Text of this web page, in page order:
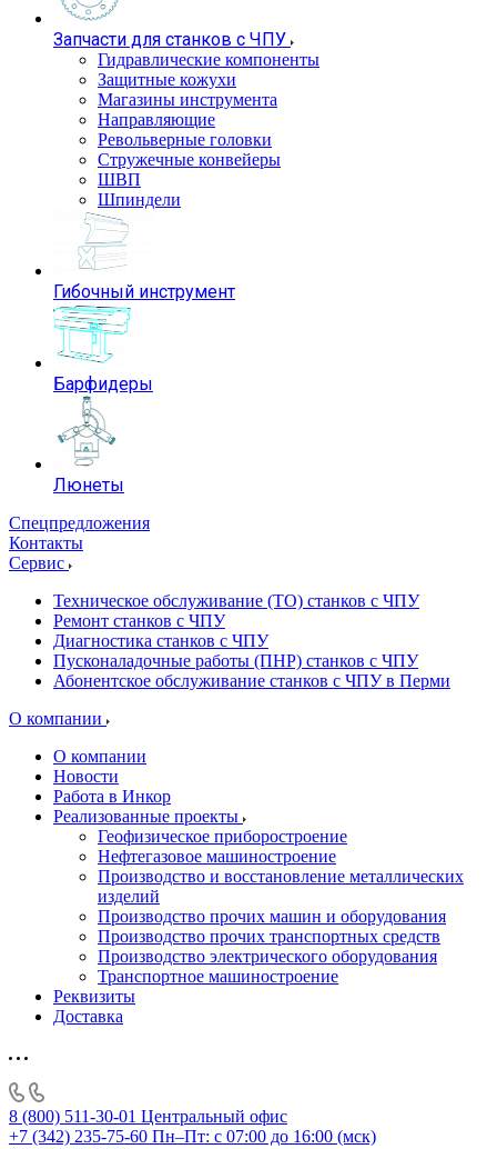
Запчасти для станков с ЧПУ
Гидравлические компоненты
Защитные кожухи
Магазины инструмента
Направляющие
Револьверные головки
Стружечные конвейеры
ШВП
Шпиндели
Гибочный инструмент
Барфидеры
Люнеты
Спецпредложения
Контакты
Сервис
Техническое обслуживание (ТО) станков с ЧПУ
Ремонт станков с ЧПУ
Диагностика станков с ЧПУ
Пусконаладочные работы (ПНР) станков с ЧПУ
Абонентское обслуживание станков с ЧПУ в Перми
О компании
О компании
Новости
Работа в Инкор
Реализованные проекты
Геофизическое приборостроение
Нефтегазовое машиностроение
Производство и восстановление металлических
изделий
Производство прочих машин и оборудования
Производство прочих транспортных средств
Производство электрического оборудования
Транспортное машиностроение
Реквизиты
Доставка
8 (800) 511-30-01 Центральный офис
+7 (342) 235-75-60 Пн–Пт: с 07:00 до 16:00 (мск)